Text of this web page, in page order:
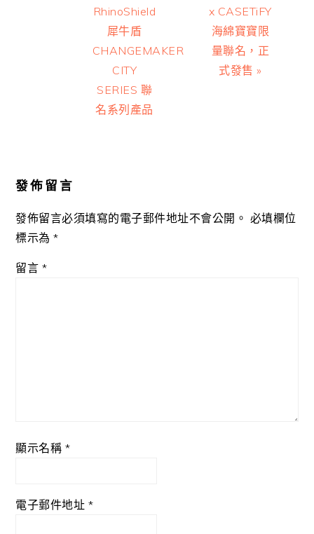
Post:
RhinoShield
犀牛盾
CHANGEMAKER
CITY
SERIES 聯
名系列產品
Post:
x CASETiFY
海綿寶寶限
量聯名，正
式發售 »
發佈留言
發佈留言必須填寫的電子郵件地址不會公開。 必填欄位
標示為*
留言 *
顯示名稱 *
電子郵件地址 *